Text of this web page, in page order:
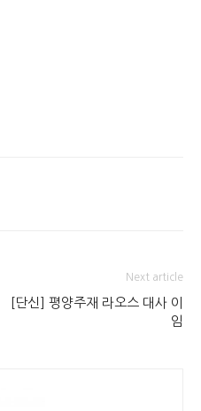
Next article
[단신] 평양주재 라오스 대사 이
임